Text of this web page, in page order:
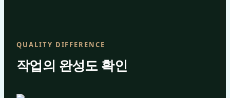
QUALITY DIFFERENCE
작업의 완성도 확인